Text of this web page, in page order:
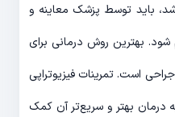
باید توسط پزشک معاینه و
شود. بهترین روش درمانی برای
است. تمرینات فیزیوتراپی
درمان بهتر و سریع‌تر آن کمک